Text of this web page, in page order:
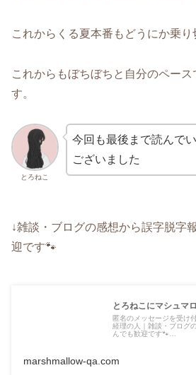
これからくる夏本番もどうにか乗り
これからもぼちぼちと自分のペース
す。
とろねこ
今回も最後まで読んで
ございました
↓雑談・ブログの感想から誤字脱字
迎です🐾
とろねこにマシュマ
匿名のメッセージを受け
経理の人｜雑談・ブログ
んでも歓迎です🐾…
marshmallow-qa.com